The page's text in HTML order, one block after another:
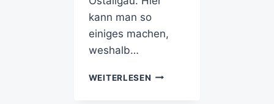
kann man so
einiges machen,
weshalb…
WEITERLESEN